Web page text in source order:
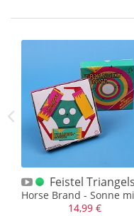
OhneFeistel
Horse Brand - Sonne
14,99 €